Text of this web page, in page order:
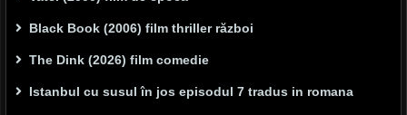
Black Book (2006) film thriller război
The Dink (2026) film comedie
Istanbul cu susul în jos episodul 7 tradus in romana